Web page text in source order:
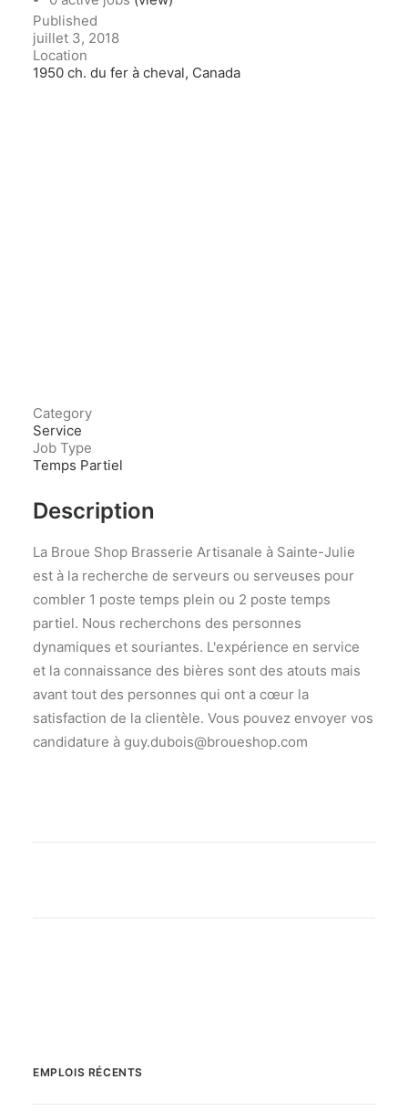
Published
juillet 3, 2018
Location
1950 ch. du fer à cheval, Canada
Category
Service
Job Type
Temps Partiel
Description
La Broue Shop Brasserie Artisanale à Sainte-Julie
est à la recherche de serveurs ou serveuses pour
combler 1 poste temps plein ou 2 poste temps
partiel. Nous recherchons des personnes
dynamiques et souriantes. L'expérience en service
et la connaissance des bières sont des atouts mais
avant tout des personnes qui ont a cœur la
satisfaction de la clientèle. Vous pouvez envoyer vos
candidature à guy.dubois@broueshop.com
EMPLOIS RÉCENTS